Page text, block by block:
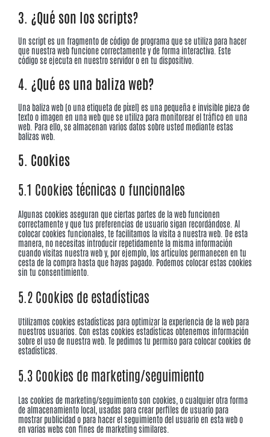
3. ¿Qué son los scripts?
Un script es un fragmento de código de programa que se utiliza para hacer
que nuestra web funcione correctamente y de forma interactiva. Este
código se ejecuta en nuestro servidor o en tu dispositivo.
4. ¿Qué es una baliza web?
Una baliza web (o una etiqueta de píxel) es una pequeña e invisible pieza de
texto o imagen en una web que se utiliza para monitorear el tráfico en una
web. Para ello, se almacenan varios datos sobre usted mediante estas
balizas web.
5. Cookies
5.1 Cookies técnicas o funcionales
Algunas cookies aseguran que ciertas partes de la web funcionen
correctamente y que tus preferencias de usuario sigan recordándose. Al
colocar cookies funcionales, te facilitamos la visita a nuestra web. De esta
manera, no necesitas introducir repetidamente la misma información
cuando visitas nuestra web y, por ejemplo, los artículos permanecen en tu
cesta de la compra hasta que hayas pagado. Podemos colocar estas cookies
sin tu consentimiento.
5.2 Cookies de estadísticas
Utilizamos cookies estadísticas para optimizar la experiencia de la web para
nuestros usuarios. Con estas cookies estadísticas obtenemos información
sobre el uso de nuestra web. Te pedimos tu permiso para colocar cookies de
estadísticas.
5.3 Cookies de marketing/seguimiento
Las cookies de marketing/seguimiento son cookies, o cualquier otra forma
de almacenamiento local, usadas para crear perfiles de usuario para
mostrar publicidad o para hacer el seguimiento del usuario en esta web o
en varias webs con fines de marketing similares.